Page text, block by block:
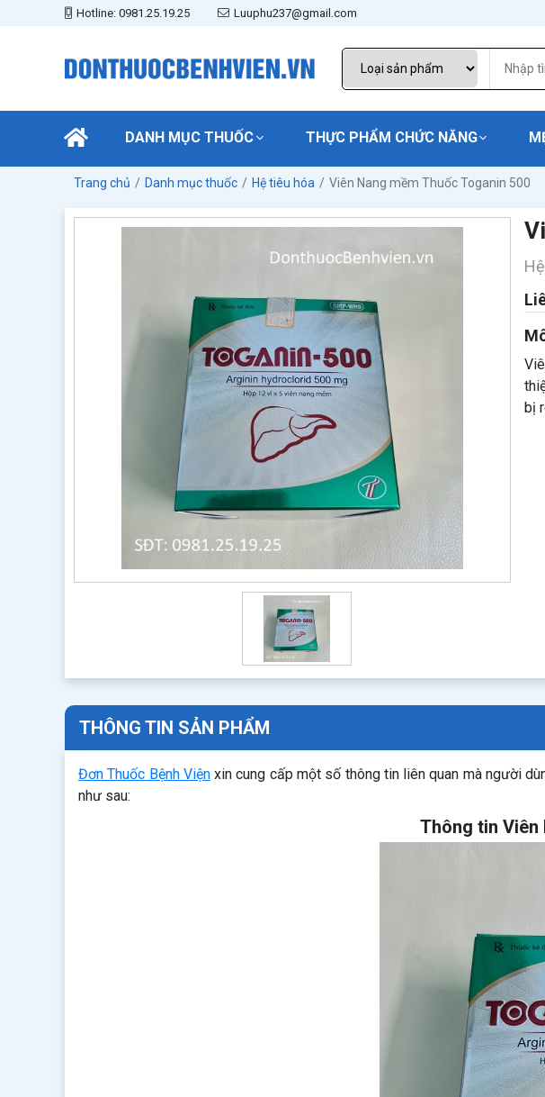
Hotline: 0981.25.19.25 Luuphu237@gmail.com
DANH MỤC THUỐC THỰC PHẨM CHỨC NĂNG
Trang chủ Danh mục thuốc Hệ tiêu hóa Viên Nang mềm Thuốc Toganin 500
bị
THÔNG TIN SẢN PHẨM
Đơn Thuốc Bệnh Việnxin cung cấp một số thông tin liên quan mà người
như sau:
Thông tin Viên